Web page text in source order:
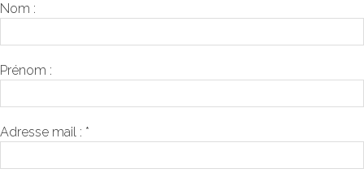
Nom :
Prénom :
Adresse mail : *